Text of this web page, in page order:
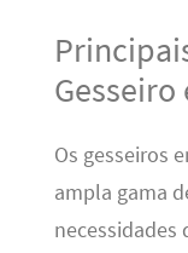
Gesseiro
Os gesseiros
ampla gama
necessidades